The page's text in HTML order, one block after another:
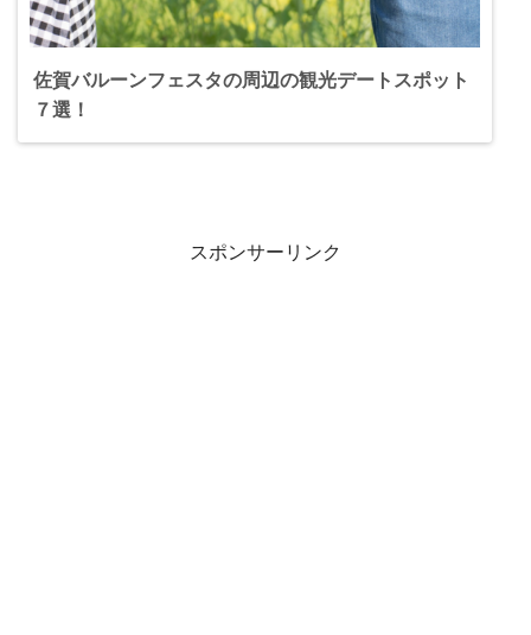
佐賀バルーンフェスタの周辺の観光デートスポット
７選！
スポンサーリンク